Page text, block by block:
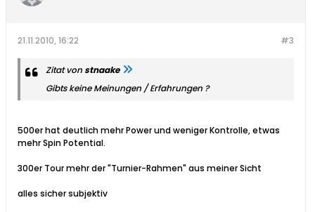
#3
21.11.2010, 16:22
Zitat von stnaake
Gibts keine Meinungen / Erfahrungen ?
500er hat deutlich mehr Power und weniger Kontrolle, etwas
mehr Spin Potential.
300er Tour mehr der "Turnier-Rahmen" aus meiner Sicht
alles sicher subjektiv